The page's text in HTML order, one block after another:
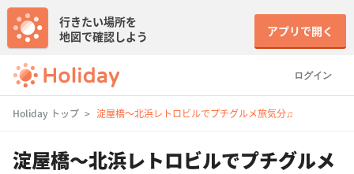
ログイン
行きたい場所を
地図で確認しよう
アプリで開く
Holiday トップ 淀屋橋〜北浜レトロビルでプチグルメ旅気分♫
淀屋橋〜北浜レトロビルでプチグルメ